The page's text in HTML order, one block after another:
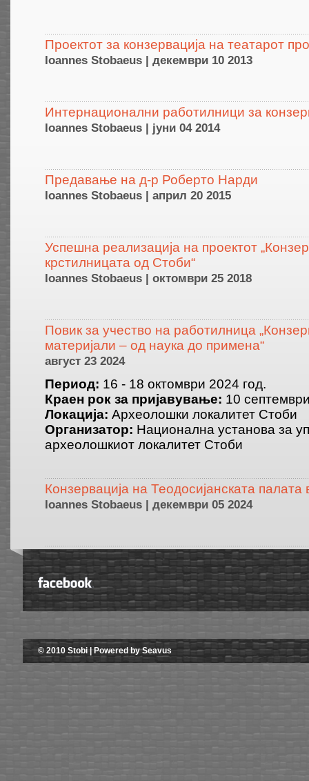
Проектот за конзервација на театарот
Ioannes Stobaeus | декември 10 2013
Интернационални работилници за
Ioannes Stobaeus | јуни 04 2014
Предавање на д-р Роберто Нарди
Ioannes Stobaeus | април 20 2015
Успешна реализација на проектот
крстилницата од Стоби“
Ioannes Stobaeus | октомври 25 2018
Повик за учество на работилница
материјали – од наука до примена“
август 23 2024
Период: 16 - 18 октомври 2024 год.
Краен рок за пријавување: 10
Локација: Археолошки локалитет Стоби
Организатор: Национална установа за
археолошкиот локалитет Стоби
Конзервација на Теодосијанската палата
Ioannes Stobaeus | декември 05 2024
© 2010 Stobi | Powered by Seavus